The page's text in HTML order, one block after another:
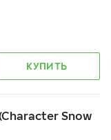
КУПИТЬ
Snow